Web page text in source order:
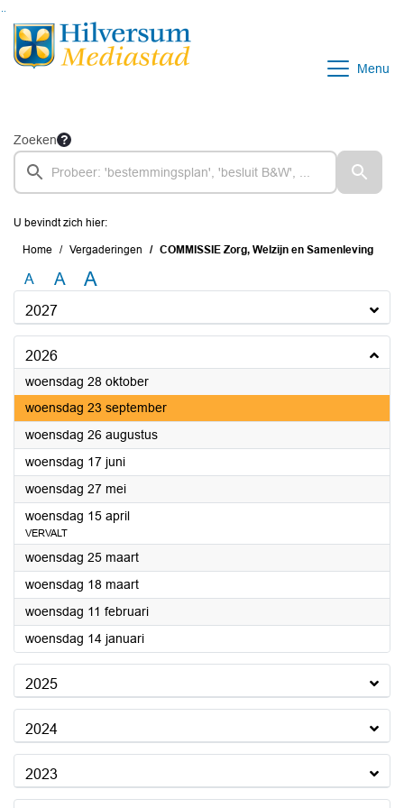
Ga naar de inhoud van deze pagina
Ga naar het zoeken
Menu
Zoeken
U bevindt zich hier:
Home Vergaderingen COMMISSIE Zorg, Welzijn en Samenleving
A A A
2027
2026
woensdag 28 oktober2026
woensdag 23 september2026
woensdag 26 augustus2026
woensdag 17 juni2026
woensdag 27 mei2026
woensdag 15 april2026
VERVALT
woensdag 25 maart2026
woensdag 18 maart2026
woensdag 11 februari2026
woensdag 14 januari2026
2025
2024
2023